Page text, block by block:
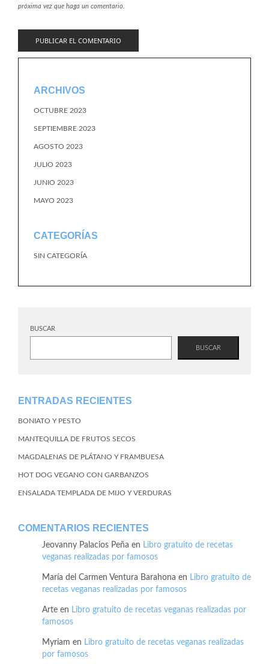
próxima vez que haga un comentario.
ARCHIVOS
OCTUBRE 2023
SEPTIEMBRE 2023
AGOSTO 2023
JULIO 2023
JUNIO 2023
MAYO 2023
CATEGORÍAS
SIN CATEGORÍA
BUSCAR
BUSCAR
ENTRADAS RECIENTES
BONIATO Y PESTO
MANTEQUILLA DE FRUTOS SECOS
MAGDALENAS DE PLÁTANO Y FRAMBUESA
HOT DOG VEGANO CON GARBANZOS
ENSALADA TEMPLADA DE MIJO Y VERDURAS
COMENTARIOS RECIENTES
Jeovanny Palacios Peña en Libro gratuito de recetas
veganas realizadas por famosos
María del Carmen Ventura Barahona en Libro gratuito de
recetas veganas realizadas por famosos
Arte en Libro gratuito de recetas veganas realizadas por
famosos
Myriam en Libro gratuito de recetas veganas realizadas
por famosos